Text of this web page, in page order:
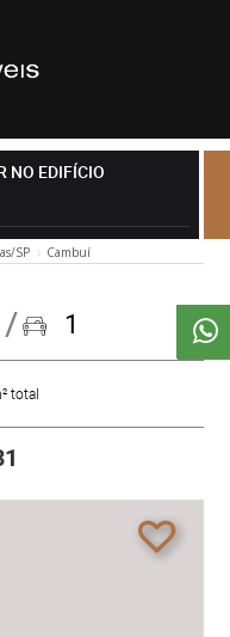
NO EDIFÍCIO
SP Cambuí
1
total